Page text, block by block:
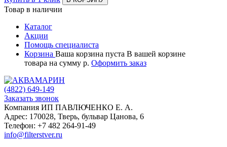
Товар в наличии
Каталог
Акции
Помощь специалиста
Корзина Ваша корзина пуста В вашей корзине
товара на сумму р. Оформить заказ
(4822) 649-149
Заказать звонок
Компания ИП ПАВЛЮЧЕНКО Е. А.
Адрес: 170028, Тверь, бульвар Цанова, 6
Телефон: +7 482 264-91-49
info@filterstver.ru